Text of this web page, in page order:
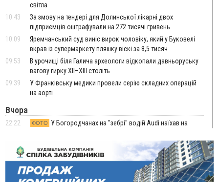
світла
10:43
За змову на тендері для Долинської лікарні двох
підприємців оштрафували на 272 тисячі гривень
10:09
Яремчанський суд виніс вирок чоловіку, який у Буковелі
вкрав із супермаркету пляшку віскі за 8,5 тисяч
09:53
В урочищі біля Галича археологи відкопали давньоруську
вагову гирку XII–XIII століть
09:39
У Франківську медики провели серію складних операцій
на аорті
Вчора
22:22 ФОТО
У Богородчанах на "зебрі" водій Audi наїхав на
21:01
Загальна площа всіх книгарень України - трохи більше ніж 6
футбольних полів
20:47
На "зебрі" у Франківську два мотоциклісти збили жінку
18:55
Прикарпаття серед лідерів за будівництвом новобудов і